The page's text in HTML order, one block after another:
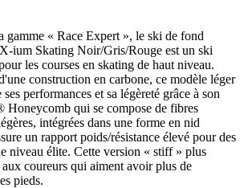
gamme « Race Expert », le ski de fond
ium Skating Noir/Gris/Rouge est un ski
les courses en skating de haut niveau.
construction en carbone, ce modèle léger
performances et sa légèreté grâce à son
Honeycomb qui se compose de fibres
intégrées dans une forme en nid
un rapport poids/résistance élevé pour des
niveau élite. Cette version « stiff » plus
aux coureurs qui aiment avoir plus de
pieds.